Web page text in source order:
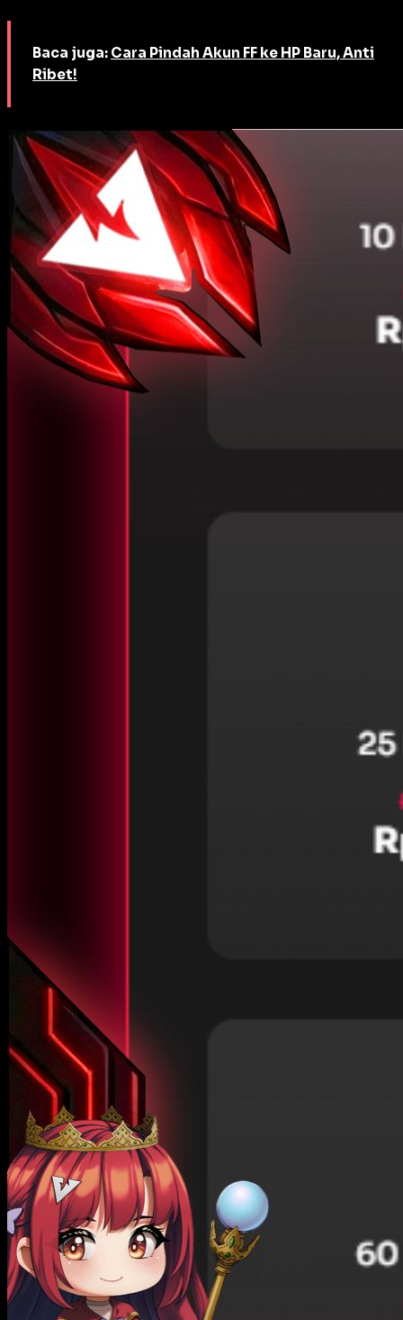
Baca juga: Cara Pindah Akun FF ke HP Baru, Anti
Ribet!